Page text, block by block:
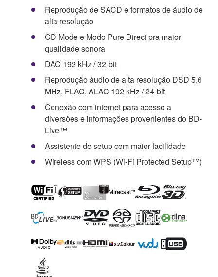
Reprodução de SACD e formatos de áudio de
alta resolução
CD Mode e Modo Pure Direct pra maior
qualidade sonora
DAC 192 kHz / 32-bit
Reprodução áudio de alta resolução DSD 5.6
MHz, FLAC, ALAC 192 kHz / 24-bit
Conexão com internet para acesso a
diversões e informações provenientes do BD-
Live™
Assistente de setup com maior facilidade
Wireless com WPS (Wi-Fi Protected Setup™)